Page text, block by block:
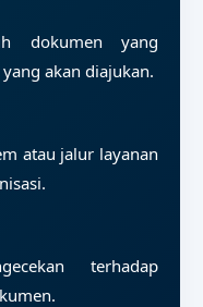
dokumen yang
akan diajukan.
atau jalur layanan
terhadap